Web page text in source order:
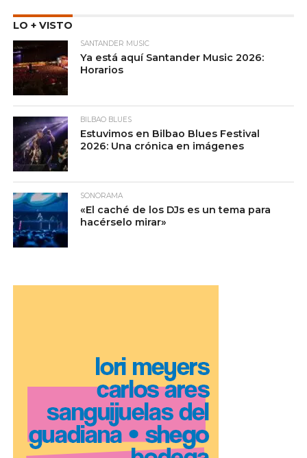
LO + VISTO
SANTANDER MUSIC
Ya está aquí Santander Music 2026:
Horarios
BILBAO BLUES
Estuvimos en Bilbao Blues Festival
2026: Una crónica en imágenes
SONORAMA
«El caché de los DJs es un tema para
hacérselo mirar»